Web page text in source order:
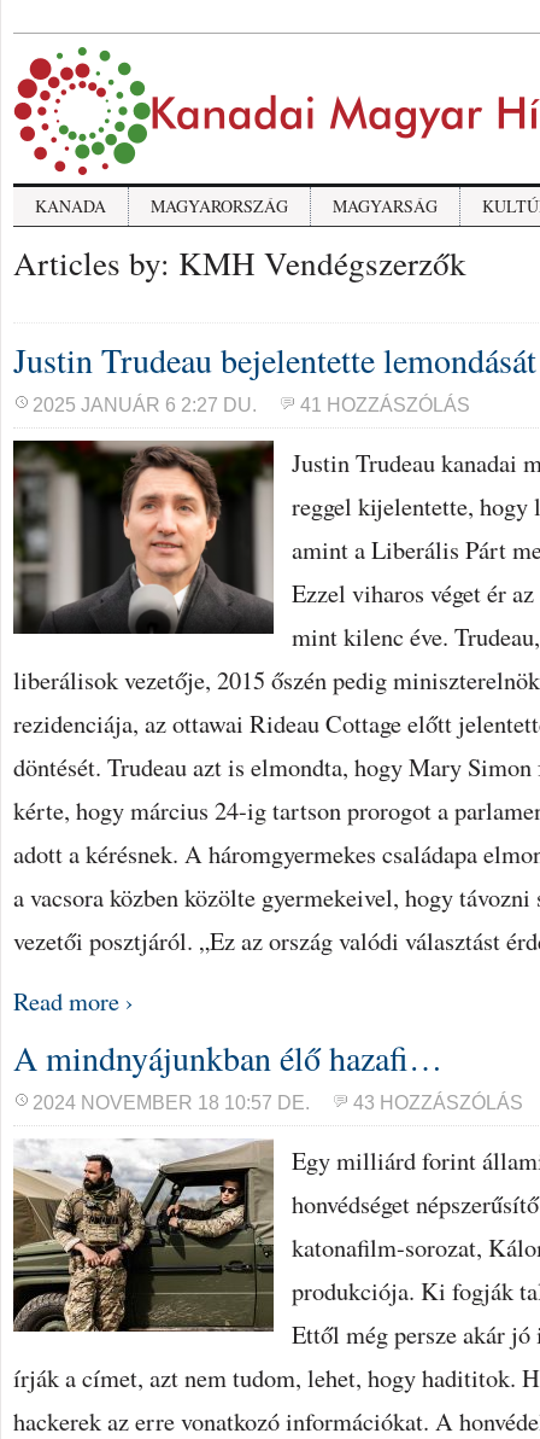
KANADA MAGYARORSZÁG MAGYARSÁG
Articles by: KMH Vendégszerzők
Justin Trudeau bejelentette lemondását
2025 JANUÁR 6 2:27 DU. 41 HOZZÁSZÓLÁS
Justin Trudeau kanadai
reggel kijelentette, hogy
amint a Liberális Párt
Ezzel viharos véget ér
mint kilenc éve.
liberálisok vezetője, 2015 őszén pedig
rezidenciája, az ottawai Rideau Cottage előtt
döntését. Trudeau azt is elmondta, hogy Mary
kérte, hogy március 24-ig tartson prorogot a
adott a kérésnek. A háromgyermekes családapa
a vacsora közben közölte gyermekeivel, hogy távozni
vezetői posztjáról. „Ez az ország valódi választást
Read more ›
A mindnyájunkban élő hazafi…
2024 NOVEMBER 18 10:57 DE. 43 HOZZÁSZÓLÁS
Egy milliárd forint
honvédséget
katonafilm-sorozat,
produkciója. Ki fogják
Ettől még persze akár
írják a címet, azt nem tudom, lehet, hogy hadititok.
hackerek az erre vonatkozó információkat. A